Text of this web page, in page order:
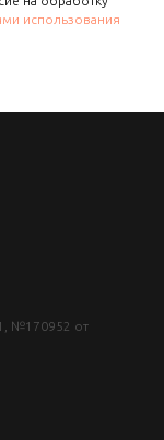
использования
№170952 от